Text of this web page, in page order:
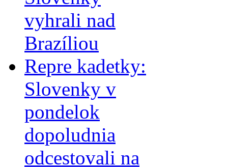
vyhrali nad
Brazíliou
Repre kadetky:
Slovenky v
pondelok
dopoludnia
odcestovali na